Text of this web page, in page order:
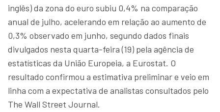
inglês) da zona do euro subiu 0,4% na comparação
anual de julho, acelerando em relação ao aumento de
0,3% observado em junho, segundo dados finais
divulgados nesta quarta-feira (19) pela agência de
estatísticas da União Europeia, a Eurostat. O
resultado confirmou a estimativa preliminar e veio em
linha com a expectativa de analistas consultados pelo
The Wall Street Journal.